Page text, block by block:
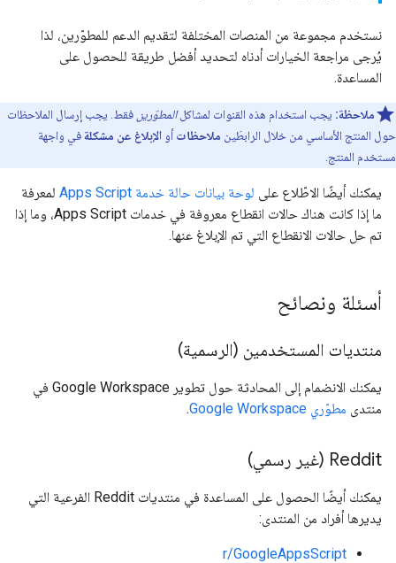
نستخدم مجموعة من المنصات المختلفة لتقديم الدعم للمطوّرين، لذا
يُرجى مراجعة الخيارات أدناه لتحديد أفضل طريقة للحصول على
المساعدة.
ملاحظة: يجب استخدام هذه القنوات لمشاكلالمطوّرين فقط. يجب إرسال الملاحظات
حول المنتج الأساسي من خلال الرابطَين ملاحظات أو الإبلاغ عن مشكلة في واجهة
مستخدم المنتج.
يمكنك أيضًا الاطّلاع على لوحة بيانات حالة خدمة Apps Script
لمعرفة
ما إذا كانت هناك حالات انقطاع معروفة في خدمات Apps Script، وما إذا
تم حل حالات الانقطاع التي تم الإبلاغ عنها.
أسئلة ونصائح
منتديات المستخدمين (الرسمية)
يمكنك الانضمام إلى المحادثة حول تطوير Google Workspace في
منتدى مطوّري Google Workspace .
‫Reddit (غير رسمي)
يمكنك أيضًا الحصول على المساعدة في منتديات Reddit الفرعية التي
يديرها أفراد من المنتدى:
r/GoogleAppsScript